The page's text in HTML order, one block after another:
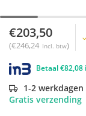
€203,50
(€246,24 Incl. btw)
Betaal
1-2 werkdagen
Gratis verzending